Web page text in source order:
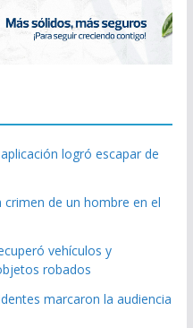
logró escapar de
crimen de un hombre en el
vehículos y
robados
marcaron la audiencia